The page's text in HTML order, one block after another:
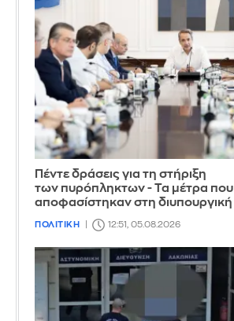
Πέντε δράσεις για τη στήριξη
των πυρόπληκτων - Τα μέτρα που
αποφασίστηκαν στη διυπουργική
ΠΟΛΙΤΙΚΗ 12:51, 05.08.2026